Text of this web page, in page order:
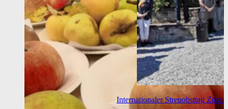
Internationaler Streuobsttag